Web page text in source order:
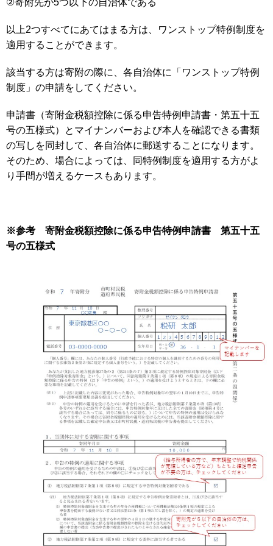
②寄附先が5つ以下の自治体である
以上2つすべてにあてはまる方は、ワンストップ特例制度を
適用することができます。
該当する方は寄附の際に、各自治体に「ワンストップ特例
制度」の申請をしてください。
申請書（寄附金税額控除に係る申告特例申請書・第五十五
号の五様式）とマイナンバーおよび本人を確認できる書類
の写しを同封して、各自治体に郵送することになります。
そのため、場合によっては、同特例制度を適用する方がよ
り手間が増えるケースもあります。
※参考 寄附金税額控除に係る申告特例申請書 第五十五
号の五様式